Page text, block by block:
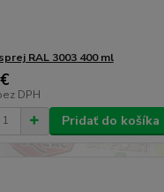
RAL 3003 400 ml
DPH
Pridať do košíka